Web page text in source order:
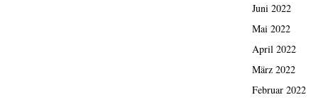
Juni 2022
Mai 2022
April 2022
März 2022
Februar 2022